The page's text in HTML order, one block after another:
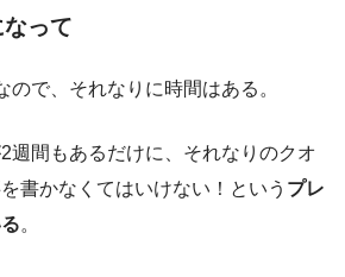
って
ので、それなりに時間はある。
週間もあるだけに、それなりのクオ
書かなくてはいけない！という プレ
。